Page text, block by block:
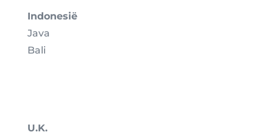
Indonesië
Java
Bali
U.K.